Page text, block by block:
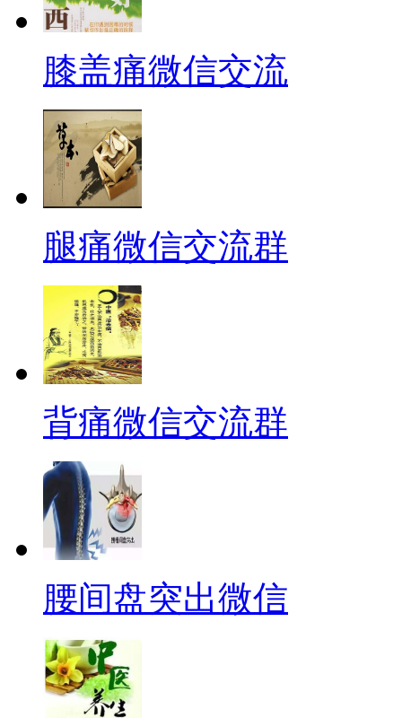
膝盖痛微信交流
腿痛微信交流群
背痛微信交流群
腰间盘突出微信